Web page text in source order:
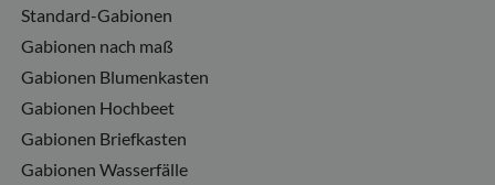
Standard-Gabionen
Gabionen nach maß
Gabionen Blumenkasten
Gabionen Hochbeet
Gabionen Briefkasten
Gabionen Wasserfälle